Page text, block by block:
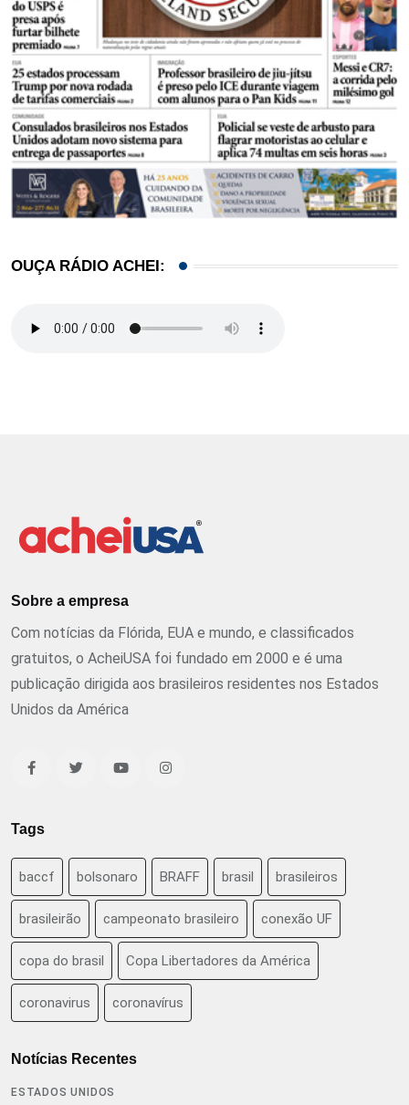
OUÇA RÁDIO ACHEI:
Sobre a empresa
Com notícias da Flórida, EUA e mundo, e classificados
gratuitos, o AcheiUSA foi fundado em 2000 e é uma
publicação dirigida aos brasileiros residentes nos Estados
Unidos da América
Tags
baccf bolsonaro BRAFF brasil brasileiros
brasileirão campeonato brasileiro conexão UF
copa do brasil Copa Libertadores da América
coronavirus coronavírus
Notícias Recentes
ESTADOS UNIDOS